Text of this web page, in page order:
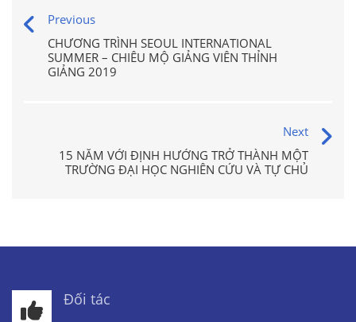
Previous
CHƯƠNG TRÌNH SEOUL INTERNATIONAL
SUMMER – CHIÊU MỘ GIẢNG VIÊN THỈNH
GIẢNG 2019
Next
15 NĂM VỚI ĐỊNH HƯỚNG TRỞ THÀNH MỘT
TRƯỜNG ĐẠI HỌC NGHIÊN CỨU VÀ TỰ CHỦ
Đối tác